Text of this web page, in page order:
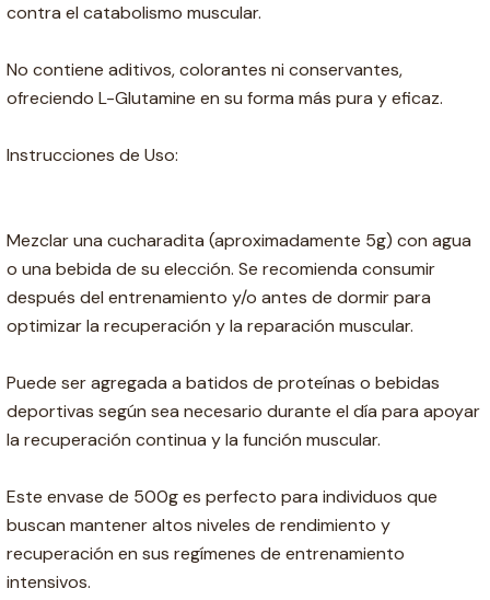
contra el catabolismo muscular.
No contiene aditivos, colorantes ni conservantes,
ofreciendo L-Glutamine en su forma más pura y eficaz.
Instrucciones de Uso:
Mezclar una cucharadita (aproximadamente 5g) con agua
o una bebida de su elección. Se recomienda consumir
después del entrenamiento y/o antes de dormir para
optimizar la recuperación y la reparación muscular.
Puede ser agregada a batidos de proteínas o bebidas
deportivas según sea necesario durante el día para apoyar
la recuperación continua y la función muscular.
Este envase de 500g es perfecto para individuos que
buscan mantener altos niveles de rendimiento y
recuperación en sus regímenes de entrenamiento
intensivos.